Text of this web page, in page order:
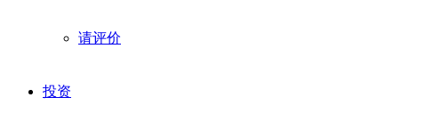
请评价
投资
Exklusive Immobilien-Deals, Off-Market-Angebote und Markt-Insights